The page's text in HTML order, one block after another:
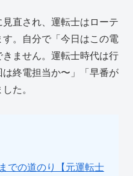
直され、運転士はローテ
。自分で「今日はこの電
ません。運転士時代は行
終電担当か〜」「早番が
た。
での道のり【元運転士